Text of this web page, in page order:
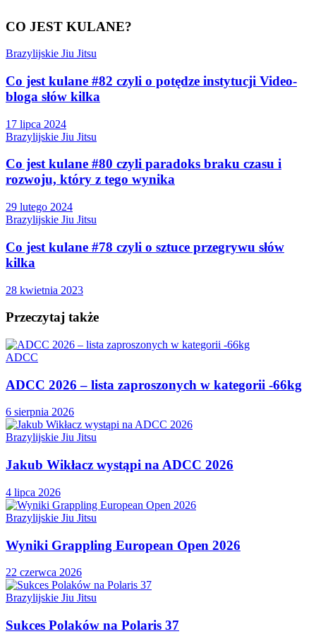
CO JEST KULANE?
Brazylijskie Jiu Jitsu
Co jest kulane #82 czyli o potędze instytucji Video-
bloga słów kilka
17 lipca 2024
Brazylijskie Jiu Jitsu
Co jest kulane #80 czyli paradoks braku czasu i
rozwoju, który z tego wynika
29 lutego 2024
Brazylijskie Jiu Jitsu
Co jest kulane #78 czyli o sztuce przegrywu słów
kilka
28 kwietnia 2023
Przeczytaj także
ADCC
ADCC 2026 – lista zaproszonych w kategorii -66kg
6 sierpnia 2026
Brazylijskie Jiu Jitsu
Jakub Wikłacz wystąpi na ADCC 2026
4 lipca 2026
Brazylijskie Jiu Jitsu
Wyniki Grappling European Open 2026
22 czerwca 2026
Brazylijskie Jiu Jitsu
Sukces Polaków na Polaris 37